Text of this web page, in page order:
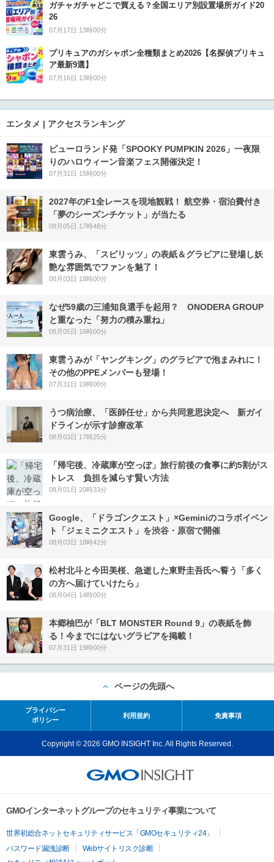
ガチャガチャどこで買える？全国エリア別設置場所ガイド20
26
07月17日 13時00分
プリキュアのガシャポン全種類まとめ2026【名探偵プリキュ
ア最新9選】
07月16日 13時00分
エンタメ | アクセスランキング
ピューロランド発「SPOOKY PUMPKIN 2026」一夜限
りのハロウィーン音楽フェス開催決定！
07月31日 15時00分
2027年のF1全レースを現地観戦！ 航空券・宿泊費付き
「夢のシーズンチケット」が当たる
08月05日 17時48分
東雲うみ、「スピリッツ」の表紙＆グラビアに登場し妖
艶な雰囲気でファンを魅了！
08月03日 18時00分
なぜ59歳の三浦知良選手を起用？ ONODERA GROUP
と重なった「努力の積み重ね」
08月05日 16時00分
東雲うみが「ヤングキング」のグラビアで泡まみれに！
その他のPPEメンバーも登場！
07月31日 19時00分
うつ病治療、「医師任せ」から共同意思決定へ 新ガイ
ドラインが示す診療改革
08月03日 17時25分
「帰宅後、冷蔵庫が空っぽ」旅行前後の食事に約5割がス
トレス 負担を減らす賢い方法
08月01日 20時33分
Google、「ドラゴンクエスト」×Geminiのコラボイベン
ト「ジェミニクエスト」を渋谷・原宿で開催
08月03日 18時42分
松村北斗と今田美桜、急逝した東野圭吾氏へ誓う「多く
の方へ届けていけたら」
08月04日 14時00分
本郷柚巴が「BLT MONSTER Round 9」の表紙を飾
る！今までにはないグラビアを掲載！
07月31日 19時00分
ページの先頭へ
プライバシー
ポリシー
利用規約 免責事項
Copyright © 2026 GMO INSIGHT Inc. All Rights Reserved.
GMOインターネットグループのセキュリティ事業について
世界初総合ネットセキュリティサービス「GMOセキュリティ24」
パスワード漏洩診断
Webサイトリスク診断